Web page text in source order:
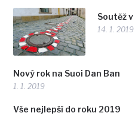
Soutěž
14. 1. 2019
Nový rok na Suoi Dan Ban
1. 1. 2019
Vše nejlepší do roku 2019